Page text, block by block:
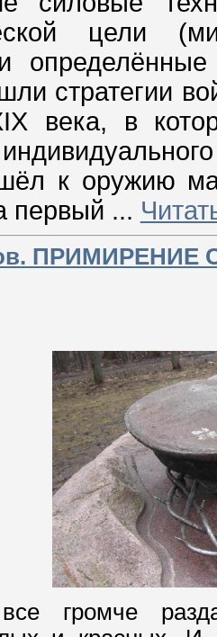
цели
стратегии
века, в
к оружию
первый ...
громче